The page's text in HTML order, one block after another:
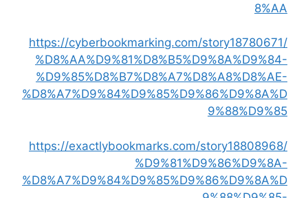
8%AA
https://cyberbookmarking.com/story18780671/
%D8%AA%D9%81%D8%B5%D9%8A%D9%84-
%D9%85%D8%B7%D8%A7%D8%A8%D8%AE-
%D8%A7%D9%84%D9%85%D9%86%D9%8A%D
9%88%D9%85
https://exactlybookmarks.com/story18808968/
%D9%81%D9%86%D9%8A-
%D8%A7%D9%84%D9%85%D9%86%D9%8A%D